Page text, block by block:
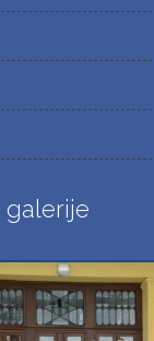
galerije